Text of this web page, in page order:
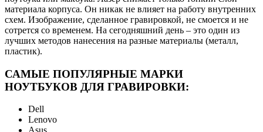
материала корпуса. Он никак не влияет на работу внутренних
схем. Изображение, сделанное гравировкой, не смоется и не
сотрется со временем. На сегодняшний день – это один из
лучших методов нанесения на разные материалы (металл,
пластик).
САМЫЕ ПОПУЛЯРНЫЕ МАРКИ
НОУТБУКОВ ДЛЯ ГРАВИРОВКИ:
Dell
Lenovo